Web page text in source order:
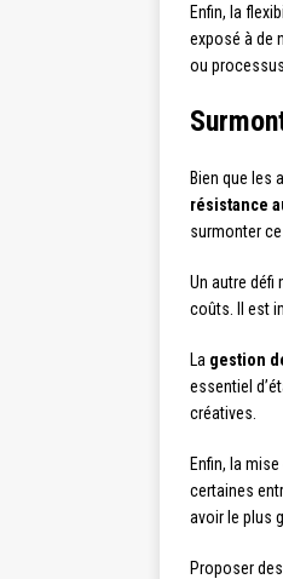
Enfin, la
exposé à de
ou
Bien que les
résistance
surmonter
Un autre défi
coûts. Il est
La gestion
essentiel
créatives.
Enfin, la
certaines
avoir le plus
Proposer